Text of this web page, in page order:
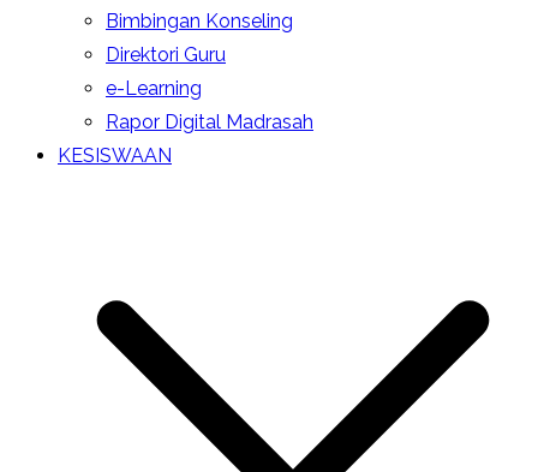
Bimbingan Konseling
Direktori Guru
e-Learning
Rapor Digital Madrasah
KESISWAAN